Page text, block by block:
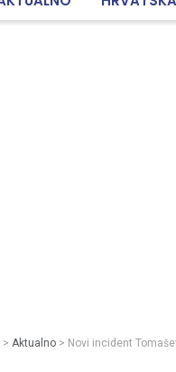
> Aktualno > Novi incident